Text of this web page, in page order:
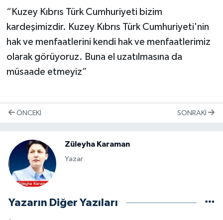
“Kuzey Kıbrıs Türk Cumhuriyeti bizim
kardeşimizdir. Kuzey Kıbrıs Türk Cumhuriyeti'nin
hak ve menfaatlerini kendi hak ve menfaatlerimiz
olarak görüyoruz. Buna el uzatılmasına da
müsaade etmeyiz”
ÖNCEKI SONRAKI
Züleyha Karaman
Yazar
Yazarın Diğer Yazıları